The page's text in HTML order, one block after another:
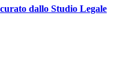
dallo Studio Legale